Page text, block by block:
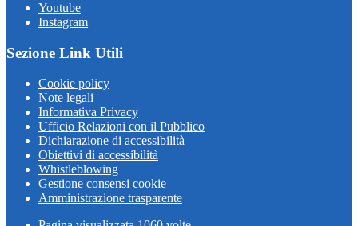
Youtube
Instagram
Sezione Link Utili
Cookie policy
Note legali
Informativa Privacy
Ufficio Relazioni con il Pubblico
Dichiarazione di accessibilità
Obiettivi di accessibilità
Whistleblowing
Gestione consensi cookie
Amministrazione trasparente